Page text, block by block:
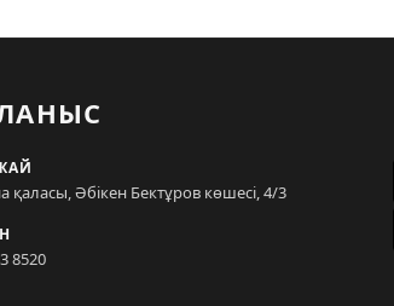
қаласы, Әбікен Бектұров көшесі, 4/3
8520